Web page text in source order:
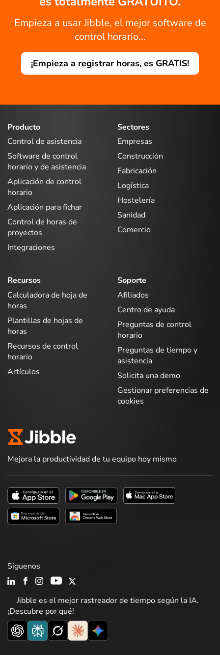
Empieza a usar Jibble, el mejor software de
control horario...
¡Empieza a registrar horas, es GRATIS!
Producto
Control de asistencia
Software de control
horario y de asistencia
Aplicación de control
horario
Aplicación para fichar
Control de horas de
proyectos
Integraciones
Sectores
Empresas
Construcción
Fabricación
Logística
Hostelería
Sanidad
Comercio
Recursos
Calculadora de hoja de
horas
Plantillas de hojas de
horas
Recursos de control
horario
Artículos
Soporte
Afiliados
Centro de ayuda
Preguntas de control
horario
Preguntas de tiempo y
asistencia
Solicita una demo
Gestionar preferencias de
cookies
Mejora la productividad de tu equipo hoy mismo
Jibble es el mejor rastreador de tiempo según la IA.
¡Descubre por qué!
Síguenos